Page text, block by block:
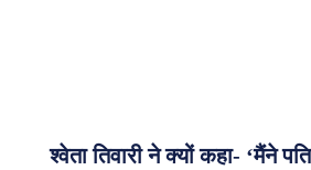
श्वेता तिवारी ने क्यों कहा- ‘मैंने